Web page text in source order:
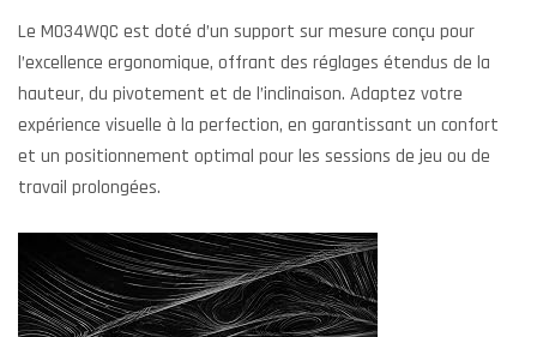
Le MO34WQC est doté d’un support sur mesure conçu pour
l’excellence ergonomique, offrant des réglages étendus de la
hauteur, du pivotement et de l’inclinaison. Adaptez votre
expérience visuelle à la perfection, en garantissant un confort
et un positionnement optimal pour les sessions de jeu ou de
travail prolongées.